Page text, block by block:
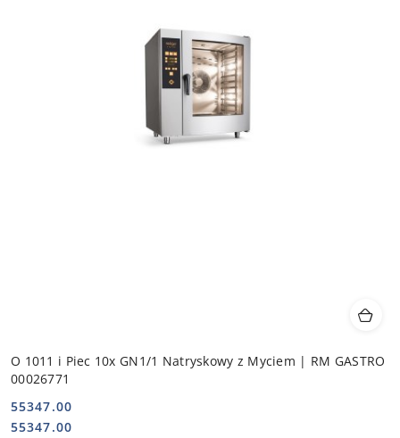
O 1011 i Piec 10x GN1/1 Natryskowy z Myciem | RM GASTRO
00026771
Cena:
55347.00
Cena:
55347.00